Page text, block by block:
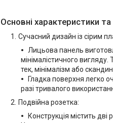
Основні характеристики
Сучасний дизайн із сірим
Лицьова панель
мінімалістичного
тек, мінімалізм або
Гладка поверхня легко
разі тривалого
Подвійна розетка:
Конструкція містить